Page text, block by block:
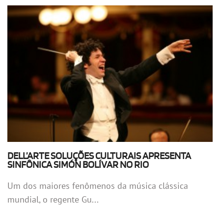
DELL’ARTE SOLUÇÕES CULTURAIS APRESENTA
SINFÔNICA SIMÓN BOLÍVAR NO RIO
Um dos maiores fenômenos da música clássica
mundial, o regente Gu...